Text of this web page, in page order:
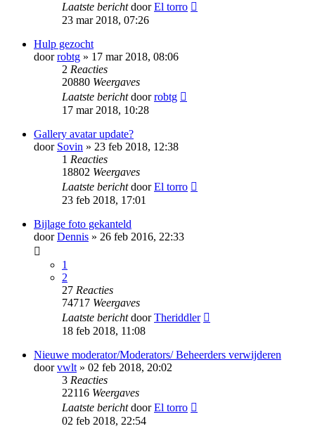
Laatste berichtdoorEl torro
23 mar 2018, 07:26
Hulp gezocht
doorrobtg » 17 mar 2018, 08:06
2 Reacties
20880 Weergaves
Laatste berichtdoorrobtg
17 mar 2018, 10:28
Gallery avatar update?
door Sovin » 23 feb 2018, 12:38
1 Reacties
18802 Weergaves
Laatste berichtdoorEl torro
23 feb 2018, 17:01
Bijlage foto gekanteld
doorDennis » 26 feb 2016, 22:33
1
2
27 Reacties
74717 Weergaves
Laatste berichtdoorTheriddler
18 feb 2018, 11:08
Nieuwe moderator/Moderators/ Beheerders verwijderen
doorvwlt» 02 feb 2018, 20:02
3 Reacties
22116 Weergaves
Laatste berichtdoorEl torro
02 feb 2018, 22:54